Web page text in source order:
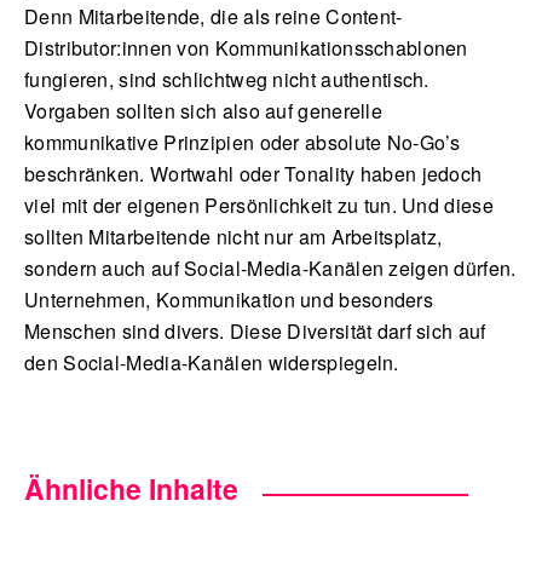
Denn Mitarbeitende, die als reine Content-
Distributor:innen von Kommunikationsschablonen
fungieren, sind schlichtweg nicht authentisch.
Vorgaben sollten sich also auf generelle
kommunikative Prinzipien oder absolute No-Go’s
beschränken. Wortwahl oder Tonality haben jedoch
viel mit der eigenen Persönlichkeit zu tun. Und diese
sollten Mitarbeitende nicht nur am Arbeitsplatz,
sondern auch auf Social-Media-Kanälen zeigen dürfen.
Unternehmen, Kommunikation und besonders
Menschen sind divers. Diese Diversität darf sich auf
den Social-Media-Kanälen widerspiegeln.
Ähnliche Inhalte